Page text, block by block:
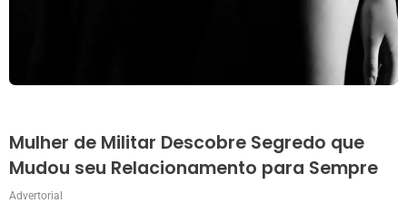
Mulher de Militar Descobre Segredo que
Mudou seu Relacionamento para Sempre
Advertorial